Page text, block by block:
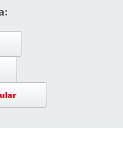
(Edelstahl oder